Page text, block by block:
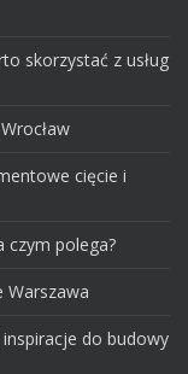
skorzystać z usług
cięcie i
czym polega?
Warszawa
do budowy